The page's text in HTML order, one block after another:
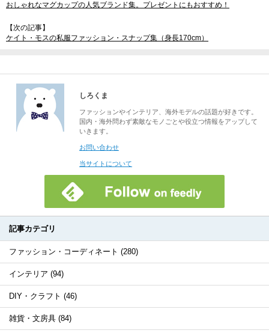
おしゃれなマグカップの人気ブランド集。プレゼントにもおすすめ！
【次の記事】
ケイト・モスの私服ファッション・スナップ集（身長170cm）
しろくま
ファッションやインテリア、海外モデルの話題が好きです。
国内・海外問わず素敵なモノごとや役立つ情報をアップして
いきます。
お問い合わせ
当サイトについて
記事カテゴリ
ファッション・コーディネート (280)
インテリア (94)
DIY・クラフト (46)
雑貨・文房具 (84)